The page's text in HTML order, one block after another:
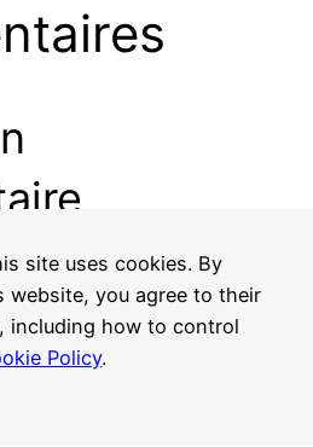
pour publier un
site uses cookies. By
website, you agree to their
including how to control
Policy.